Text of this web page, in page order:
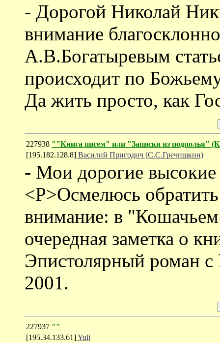
- Дорогой Николай
внимание
А.В.Богатыревым
происходит по
Да жить просто, как
227938 ""Книга писем" или "Записки из
[195.182.128.8] Василий Пригодич (С.С.Гречишкин)
- Мои дорогие высокие
<P>Осмелюсь
внимание: в
очередная заметка о
Эпистолярный роман
2001.
227937 ""
[195.34.133.61]Yuli